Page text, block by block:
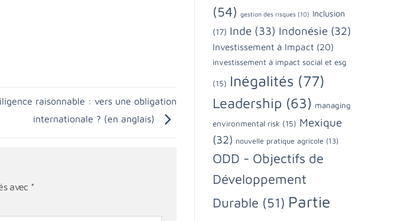
volume.
raisonnable : vers une obligation
internationale ? (en anglais)
avec *
(54) gestion des risques (10) Inclusion
(17) Inde (33) Indonésie (32)
Investissement à Impact (20)
investissement à impact social et esg
(15) Inégalités (77)
Leadership (63) managing
environmental risk (15) Mexique
(32) nouvelle pratique agricole (13)
ODD - Objectifs de
Développement
Durable (51) Partie